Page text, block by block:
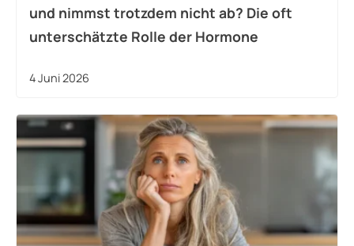
und nimmst trotzdem nicht ab? Die oft
unterschätzte Rolle der Hormone
4 Juni 2026